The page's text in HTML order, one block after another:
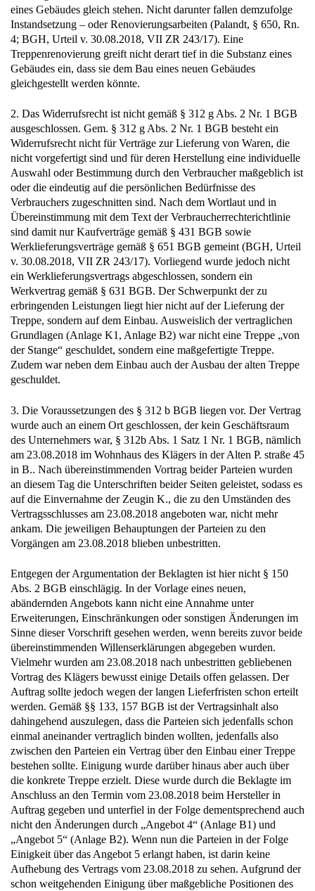
eines Gebäudes gleich stehen. Nicht darunter fallen demzufolge
Instandsetzung – oder Renovierungsarbeiten (Palandt, § 650, Rn.
4; BGH, Urteil v. 30.08.2018, VII ZR 243/17). Eine
Treppenrenovierung greift nicht derart tief in die Substanz eines
Gebäudes ein, dass sie dem Bau eines neuen Gebäudes
gleichgestellt werden könnte.
2. Das Widerrufsrecht ist nicht gemäß § 312 g Abs. 2 Nr. 1 BGB
ausgeschlossen. Gem. § 312 g Abs. 2 Nr. 1 BGB besteht ein
Widerrufsrecht nicht für Verträge zur Lieferung von Waren, die
nicht vorgefertigt sind und für deren Herstellung eine individuelle
Auswahl oder Bestimmung durch den Verbraucher maßgeblich ist
oder die eindeutig auf die persönlichen Bedürfnisse des
Verbrauchers zugeschnitten sind. Nach dem Wortlaut und in
Übereinstimmung mit dem Text der Verbraucherrechterichtlinie
sind damit nur Kaufverträge gemäß § 431 BGB sowie
Werklieferungsverträge gemäß § 651 BGB gemeint (BGH, Urteil
v. 30.08.2018, VII ZR 243/17). Vorliegend wurde jedoch nicht
ein Werklieferungsvertrags abgeschlossen, sondern ein
Werkvertrag gemäß § 631 BGB. Der Schwerpunkt der zu
erbringenden Leistungen liegt hier nicht auf der Lieferung der
Treppe, sondern auf dem Einbau. Ausweislich der vertraglichen
Grundlagen (Anlage K1, Anlage B2) war nicht eine Treppe „von
der Stange“ geschuldet, sondern eine maßgefertigte Treppe.
Zudem war neben dem Einbau auch der Ausbau der alten Treppe
geschuldet.
3. Die Voraussetzungen des § 312 b BGB liegen vor. Der Vertrag
wurde auch an einem Ort geschlossen, der kein Geschäftsraum
des Unternehmers war, § 312b Abs. 1 Satz 1 Nr. 1 BGB, nämlich
am 23.08.2018 im Wohnhaus des Klägers in der Alten P. straße 45
in B.. Nach übereinstimmenden Vortrag beider Parteien wurden
an diesem Tag die Unterschriften beider Seiten geleistet, sodass es
auf die Einvernahme der Zeugin K., die zu den Umständen des
Vertragsschlusses am 23.08.2018 angeboten war, nicht mehr
ankam. Die jeweiligen Behauptungen der Parteien zu den
Vorgängen am 23.08.2018 blieben unbestritten.
Entgegen der Argumentation der Beklagten ist hier nicht § 150
Abs. 2 BGB einschlägig. In der Vorlage eines neuen,
abändernden Angebots kann nicht eine Annahme unter
Erweiterungen, Einschränkungen oder sonstigen Änderungen im
Sinne dieser Vorschrift gesehen werden, wenn bereits zuvor beide
übereinstimmenden Willenserklärungen abgegeben wurden.
Vielmehr wurden am 23.08.2018 nach unbestritten gebliebenen
Vortrag des Klägers bewusst einige Details offen gelassen. Der
Auftrag sollte jedoch wegen der langen Lieferfristen schon erteilt
werden. Gemäß §§ 133, 157 BGB ist der Vertragsinhalt also
dahingehend auszulegen, dass die Parteien sich jedenfalls schon
einmal aneinander vertraglich binden wollten, jedenfalls also
zwischen den Parteien ein Vertrag über den Einbau einer Treppe
bestehen sollte. Einigung wurde darüber hinaus aber auch über
die konkrete Treppe erzielt. Diese wurde durch die Beklagte im
Anschluss an den Termin vom 23.08.2018 beim Hersteller in
Auftrag gegeben und unterfiel in der Folge dementsprechend auch
nicht den Änderungen durch „Angebot 4“ (Anlage B1) und
„Angebot 5“ (Anlage B2). Wenn nun die Parteien in der Folge
Einigkeit über das Angebot 5 erlangt haben, ist darin keine
Aufhebung des Vertrags vom 23.08.2018 zu sehen. Aufgrund der
schon weitgehenden Einigung über maßgebliche Positionen des